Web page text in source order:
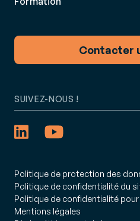
Contacter
Politique de protection des
Politique de confidentialité du
Politique de confidentialité
Mentions légales
SUIVEZ-NOUS !